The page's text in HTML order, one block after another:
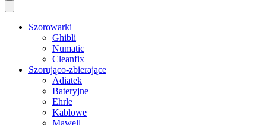
Szorowarki
Ghibli
Numatic
Cleanfix
Szorująco-zbierające
Adiatek
Bateryjne
Ehrle
Kablowe
Mawell